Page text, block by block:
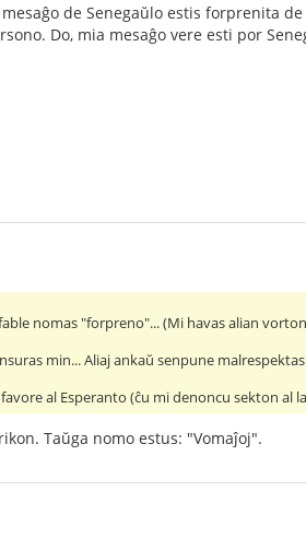
de Senegaŭlo estis forprenita
Do, mia mesaĝo vere esti por
nomas "forpreno"... (Mi havas alian
min... Aliaj ankaŭ senpune
al Esperanto (ĉu mi denoncu sekton al
Taŭga nomo estus: "Vomaĵoj".